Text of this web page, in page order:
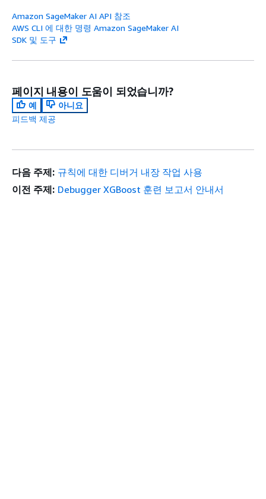
Amazon SageMaker AI API 참조
AWS CLI 에 대한 명령 Amazon SageMaker AI
SDK 및 도구
페이지 내용이 도움이 되었습니까?
예
아니요
피드백 제공
다음 주제: 규칙에 대한 디버거 내장 작업 사용
이전 주제: Debugger XGBoost 훈련 보고서 안내서